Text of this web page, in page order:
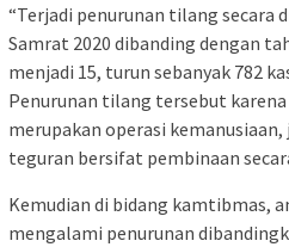
“Terjadi penurunan tilang secara
Samrat 2020 dibanding dengan
menjadi 15, turun sebanyak 782
Penurunan tilang tersebut
merupakan operasi
teguran bersifat pembinaan
Kemudian di bidang kamtibmas,
mengalami penurunan